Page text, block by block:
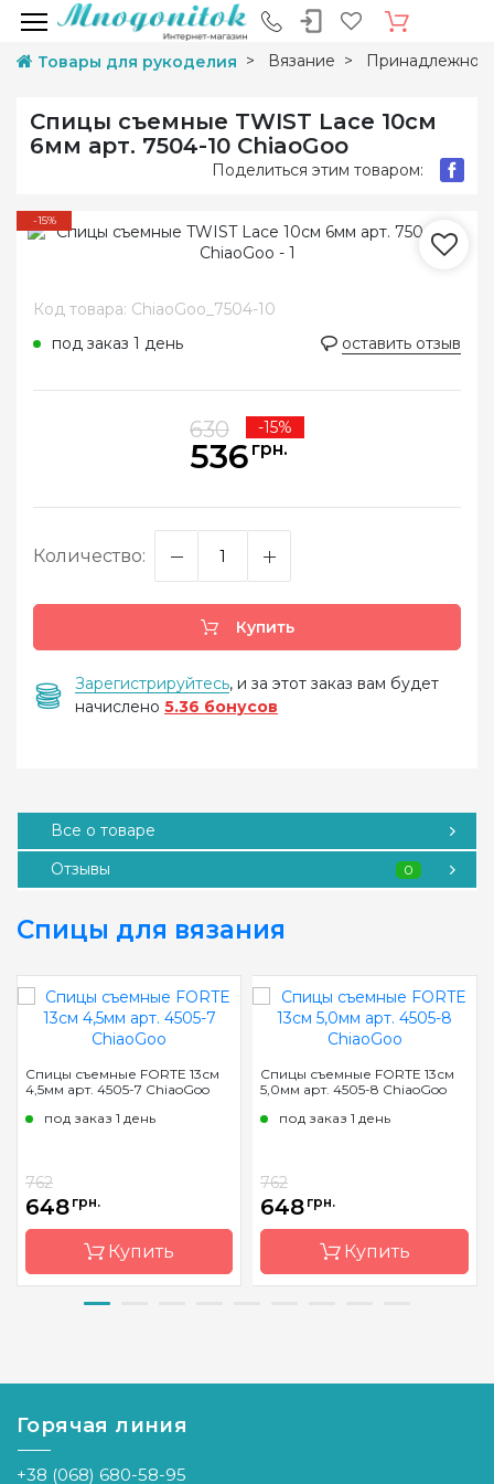
Товары для рукоделия Вязание
Спицы съемные TWIST Lace 10см
6мм арт. 7504-10 ChiaoGoo
Поделиться этим товаром:
-15%
Код товара: ChiaoGoo_7504-10
под заказ 1 день
оставить отзыв
630 -15%
536 грн.
Количество:
Купить
Зарегистрируйтесь, и за этот заказ вам будет
начислено 5.36 бонусов
Все о товаре
Отзывы
0
Спицы для вязания
Спицы съемные FORTE 13см
4,5мм арт. 4505-7 ChiaoGoo
под заказ 1 день
762
648 грн.
Купить
производитель
Тип спиц
Спицы съемные FORTE 13см
5,0мм арт. 4505-8 ChiaoGoo
под заказ 1 день
762
648 грн.
Купить
Горячая линия
+38 (068) 680-58-95